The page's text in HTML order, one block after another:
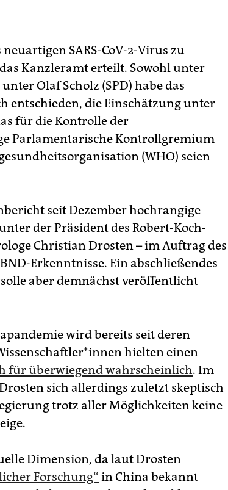
SARS-CoV-2-Virus zu
Kanzleramt erteilt. Sowohl unter
Olaf Scholz (SPD) habe das
entschieden, die Einschätzung unter
für die Kontrolle der
Parlamentarische Kontrollgremium
(WHO) seien
seit Dezember hochrangige
der Präsident des Robert-Koch-
Christian Drosten – im Auftrag des
Erkenntnisse. Ein abschließendes
aber demnächst veröffentlicht
wird bereits seit deren
hielten einen
für überwiegend wahrscheinlich. Im
sich allerdings zuletzt skeptisch
trotz aller Möglichkeiten keine
Dimension, da laut Drosten
Forschung“ in China bekannt